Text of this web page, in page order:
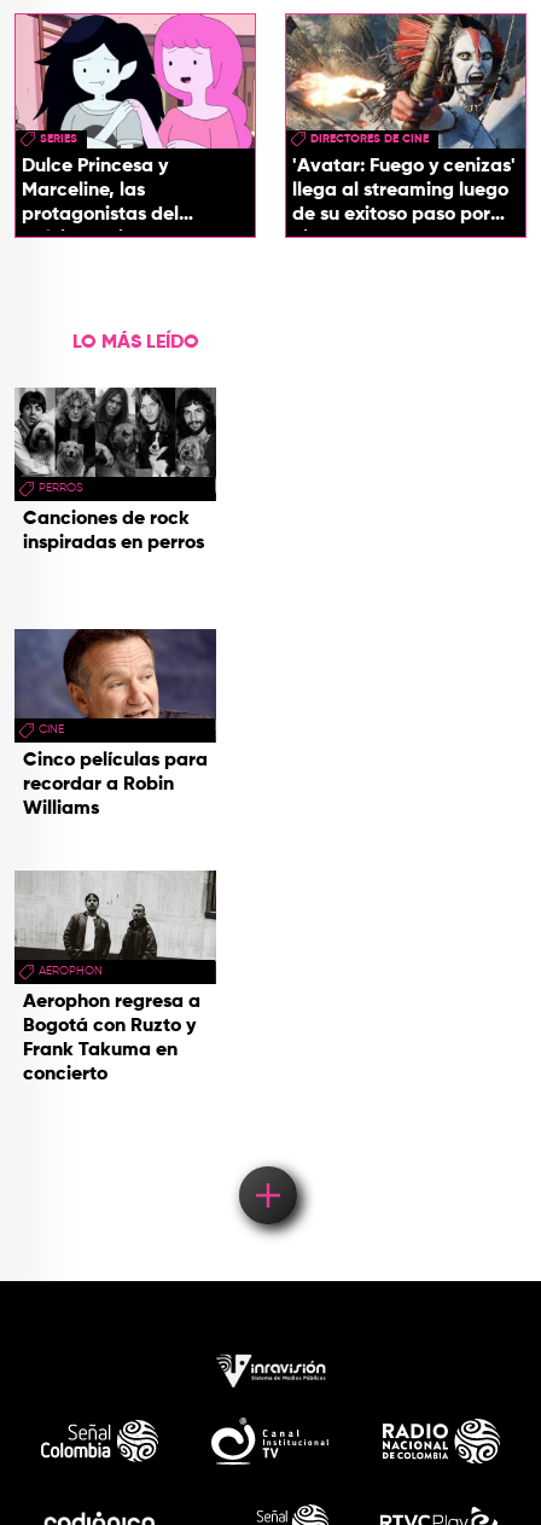
SERIES
Dulce Princesa y
Marceline, las
protagonistas del
próximo spin-off de 'Hora
DIRECTORES DE CINE
'Avatar: Fuego y cenizas'
llega al streaming luego
de su exitoso paso por
cines
LO MÁS LEÍDO
PERROS
Canciones de rock
inspiradas en perros
CINE
Cinco películas para
recordar a Robin
Williams
AEROPHON
Aerophon regresa a
Bogotá con Ruzto y
Frank Takuma en
concierto